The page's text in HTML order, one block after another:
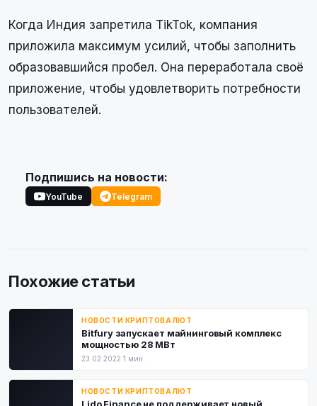
Когда Индия запретила TikTok, компания
приложила максимум усилий, чтобы заполнить
образовавшийся пробел. Она переработала своё
приложение, чтобы удовлетворить потребности
пользователей.
Подпишись на новости:
YouTube Telegram
Похожие статьи
НОВОСТИ КРИПТОВАЛЮТ
Bitfury запускает майнинговый комплекс
мощностью 28 МВт
23.02.2022·1 мин.
НОВОСТИ КРИПТОВАЛЮТ